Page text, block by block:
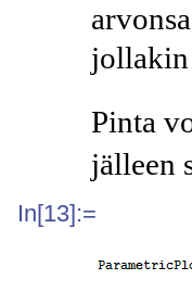
jollakin
Pinta
jälleen
In[13]:=